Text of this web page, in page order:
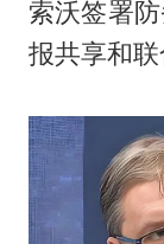
索沃签署
报共享和联